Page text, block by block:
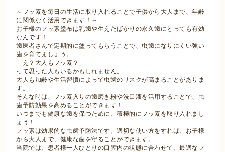
～フッ素を毎日の生活に取り入れることで子供から大人まで、年齢
に関係なく活用できます！～
お子様のフッ素塗布は乳歯や生えたばかりの永久歯にとっても有効
なんです！
歯医者さんで定期的に塗ってもらうことで、虫歯になりにくい強い
歯を育てましょう。
「え？大人もフッ素？」
って思った人もいるかもしれません。
大人も加齢や生活習慣によって虫歯のリスクが高まることがありま
す。
そんな時は、フッ素入りの歯磨き粉や洗口液を活用することで、虫
歯予防効果を高めることができます！
いつまでも健康な歯を保つために、積極的にフッ素を取り入れまし
ょう！
フッ素は効果的な虫歯予防法です。適切な使い方をすれば、お子様
から大人まで、健康な歯を守ることができます。
当院では、患者様一人ひとりの口腔内の状態に合わせて、最適なフ